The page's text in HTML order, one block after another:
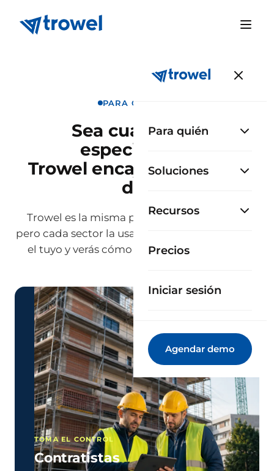
Para quién
Soluciones
Recursos
Precios
Iniciar sesión
Agendar demo
PARA QUIÉN ES
Sea cual sea tu
especialidad,
Trowel encaja en tu día a
día.
Trowel es la misma plataforma para todos,
pero cada sector la usa de forma distinta. Elige
el tuyo y verás cómo encaja en tu día a día.
TOMA EL CONTROL
Contratistas